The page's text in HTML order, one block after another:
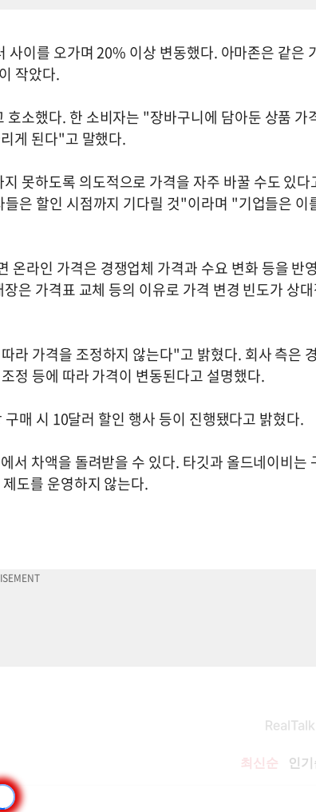
이를 오가며 20% 이상 변동했다. 아마존은 같은
작았다.
소했다. 한 소비자는 "장바구니에 담아둔 상품 가
게 된다"고 말했다.
못하도록 의도적으로 가격을 자주 바꿀 수도 있다
은 할인 시점까지 기다릴 것"이라며 "기업들은 이
온라인 가격은 경쟁업체 가격과 수요 변화 등을 반영
은 가격표 교체 등의 이유로 가격 변경 빈도가 상
라 가격을 조정하지 않는다"고 밝혔다. 회사 측은 경
정 등에 따라 가격이 변동된다고 설명했다.
매 시 10달러 할인 행사 등이 진행됐다고 밝혔다.
서 차액을 돌려받을 수 있다. 타깃과 올드네이비는
도를 운영하지 않는다.